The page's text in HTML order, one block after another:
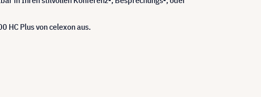
HC Plus von celexon aus.